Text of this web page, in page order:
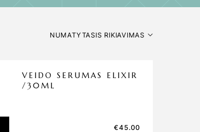
NUMATYTASIS RIKIAVIMAS
VEIDO SERUMAS ELIXIR
/30ML
€45.00